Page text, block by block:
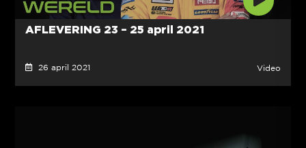
AFLEVERING 23 – 25 april 2021
26 april 2021 Video